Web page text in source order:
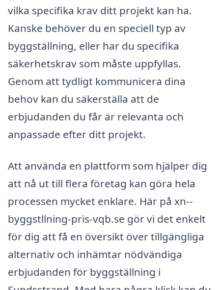
vilka specifika krav ditt projekt kan ha.
Kanske behöver du en speciell typ av
byggställning, eller har du specifika
säkerhetskrav som måste uppfyllas.
Genom att tydligt kommunicera dina
behov kan du säkerställa att de
erbjudanden du får är relevanta och
anpassade efter ditt projekt.
Att använda en plattform som hjälper dig
att nå ut till flera företag kan göra hela
processen mycket enklare. Här på xn--
byggstllning-pris-vqb.se gör vi det enkelt
för dig att få en översikt över tillgängliga
alternativ och inhämtar nödvändiga
erbjudanden för byggställning i